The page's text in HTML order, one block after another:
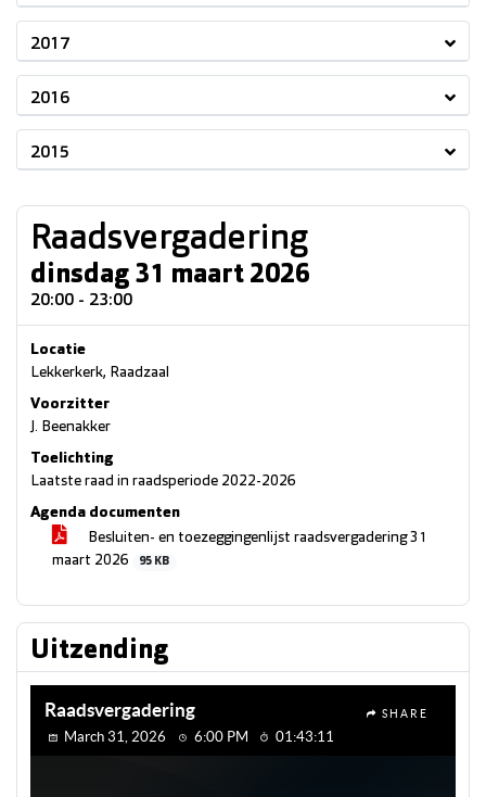
2017
2016
2015
Raadsvergadering
dinsdag 31 maart 2026
20:00 - 23:00
Locatie
Lekkerkerk, Raadzaal
Voorzitter
J. Beenakker
Toelichting
Laatste raad in raadsperiode 2022-2026
Agenda documenten
Besluiten- en toezeggingenlijst raadsvergadering 31
maart 2026
95 KB
Uitzending